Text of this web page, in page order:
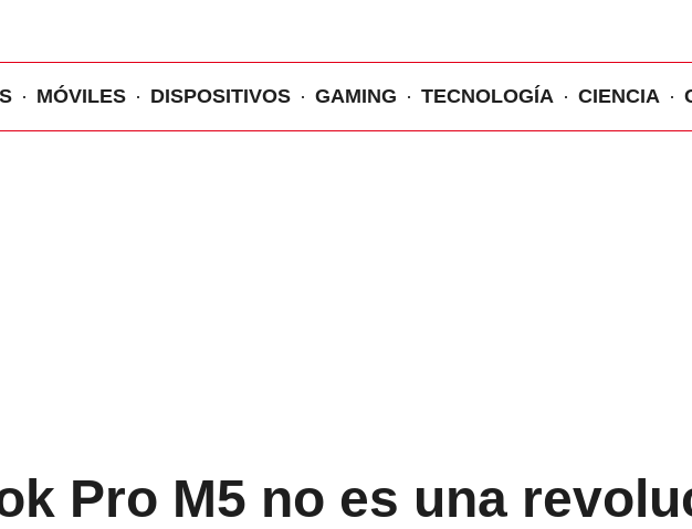
MÓVILES DISPOSITIVOS GAMING TECNOLOGÍA CIENCIA
Pro M5 no es una